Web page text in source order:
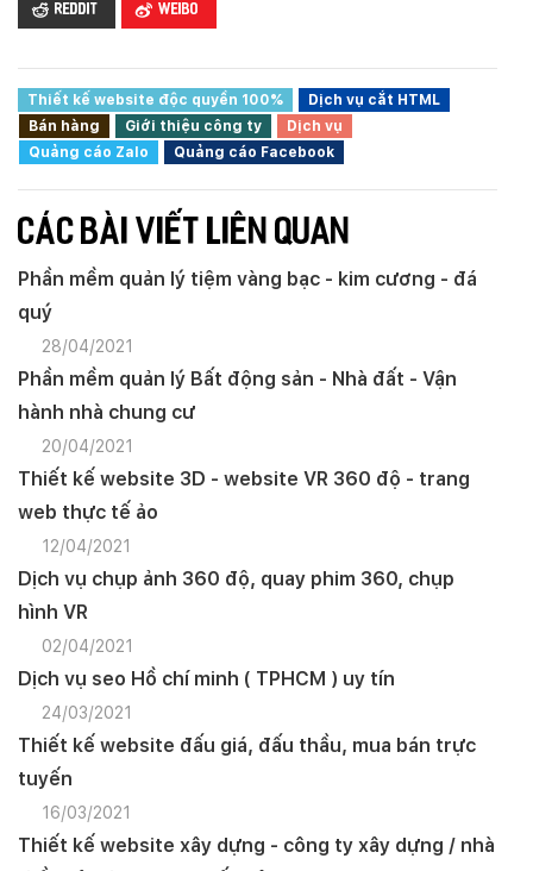
Reddit Weibo
Thiết kế website độc quyền 100%
Dịch vụ cắt HTML
Bán hàng
Giới thiệu công ty
Dịch vụ
Quảng cáo Zalo
Quảng cáo Facebook
CÁC BÀI VIẾT LIÊN QUAN
Phần mềm quản lý tiệm vàng bạc - kim cương - đá
quý
28/04/2021
Phần mềm quản lý Bất động sản - Nhà đất - Vận
hành nhà chung cư
20/04/2021
Thiết kế website 3D - website VR 360 độ - trang
web thực tế ảo
12/04/2021
Dịch vụ chụp ảnh 360 độ, quay phim 360, chụp
hình VR
02/04/2021
Dịch vụ seo Hồ chí minh ( TPHCM ) uy tín
24/03/2021
Thiết kế website đấu giá, đấu thầu, mua bán trực
tuyến
16/03/2021
Thiết kế website xây dựng - công ty xây dựng / nhà